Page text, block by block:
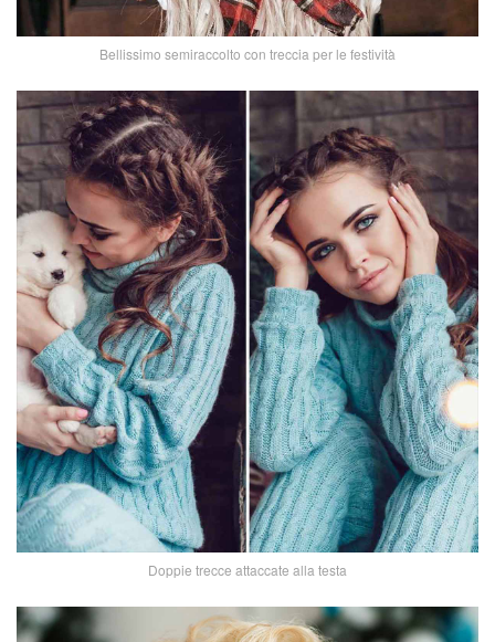
Bellissimo semiraccolto con treccia per le festività
Doppie trecce attaccate alla testa